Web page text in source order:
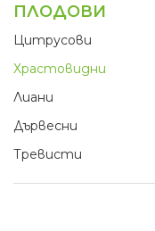
ПЛОДОВИ
Цитрусови
Храстовидни
Лиани
Дървесни
Тревисти